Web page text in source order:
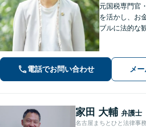
元国税専門官
を活かし、お
ブルに法的な
らのご相談可
電話でお問い合わせ メ
家田 大輔 弁護士
名古屋まちとひと法律事